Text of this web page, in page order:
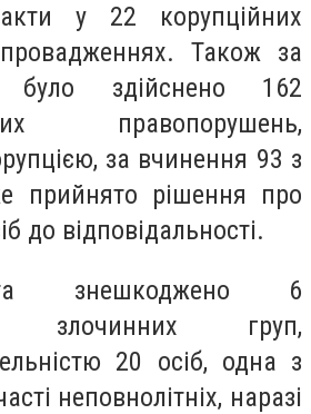
акти у 22 корупційних
Також за
було здійснено 162
правопорушень,
за вчинення 93 з
прийнято рішення про
до відповідальності.
знешкоджено 6
злочинних груп,
20 осіб, одна з
неповнолітніх, наразі